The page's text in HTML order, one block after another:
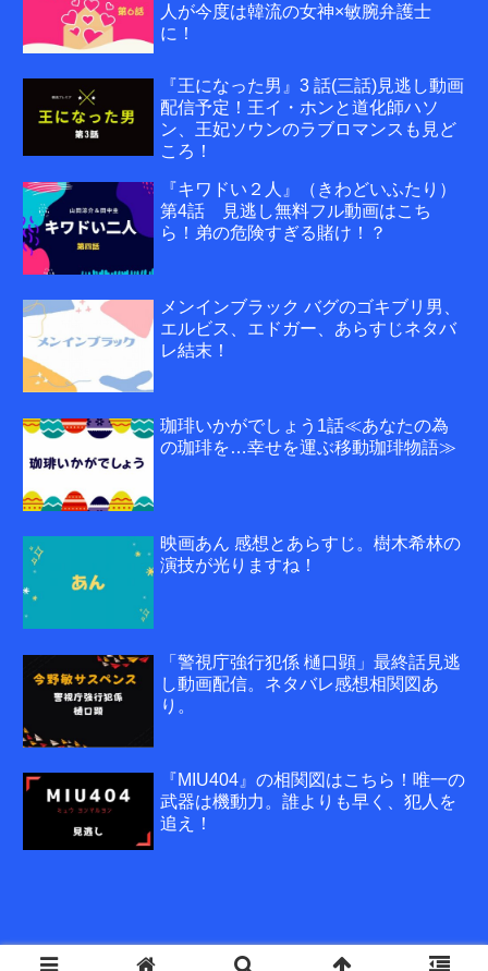
人が今度は韓流の女神×敏腕弁護士
に！
『王になった男』3 話(三話)見逃し動画
配信予定！王イ・ホンと道化師ハソ
ン、王妃ソウンのラブロマンスも見ど
ころ！
『キワドい２人』（きわどいふたり）
第4話 見逃し無料フル動画はこち
ら！弟の危険すぎる賭け！？
メンインブラック バグのゴキブリ男、
エルビス、エドガー、あらすじネタバ
レ結末！
珈琲いかがでしょう1話≪あなたの為
の珈琲を…幸せを運ぶ移動珈琲物語≫
映画あん 感想とあらすじ。樹木希林の
演技が光りますね！
「警視庁強行犯係 樋口顕」最終話見逃
し動画配信。ネタバレ感想相関図あ
り。
『MIU404』の相関図はこちら！唯一の
武器は機動力。誰よりも早く、犯人を
追え！